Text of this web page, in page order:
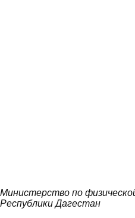
Министерство по
Республики Дагестан